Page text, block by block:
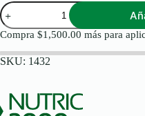
Vitamina
E
25
ml
Nutrición
2000
Compra $1,500.00 más para
SKU: 1432